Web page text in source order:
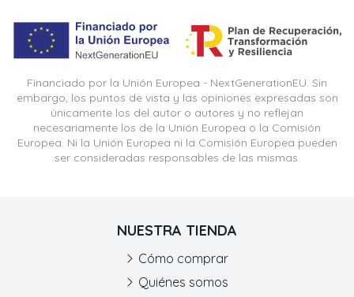
Financiado por la Unión Europea - NextGenerationEU. Sin
embargo, los puntos de vista y las opiniones expresadas son
únicamente los del autor o autores y no reflejan
necesariamente los de la Unión Europea o la Comisión
Europea. Ni la Unión Europea ni la Comisión Europea pueden
ser consideradas responsables de las mismas.
NUESTRA TIENDA
Cómo comprar
Quiénes somos